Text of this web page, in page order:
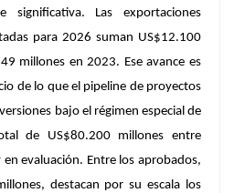
significativa. Las exportaciones
para 2026 suman US$12.100
millones en 2023. Ese avance es
de lo que el pipeline de proyectos
bajo el régimen especial de
de US$80.200 millones entre
evaluación. Entre los aprobados,
destacan por su escala los